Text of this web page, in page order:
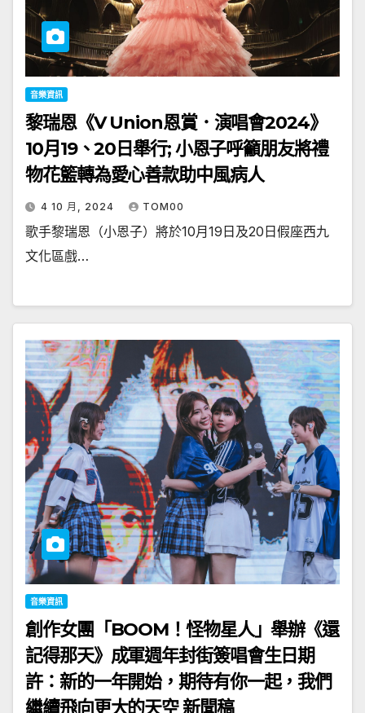
音樂資訊
黎瑞恩《V Union恩賞．演唱會2024》
10月19、20日舉行; 小恩子呼籲朋友將禮
物花籃轉為愛心善款助中風病人
4 10 月, 2024 TOM00
歌手黎瑞恩（小恩子）將於10月19日及20日假座西九
文化區戲…
音樂資訊
創作女團「BOOM！怪物星人」舉辦《還
記得那天》成軍週年封街簽唱會生日期
許：新的一年開始，期待有你一起，我們
繼續飛向更大的天空 新聞稿